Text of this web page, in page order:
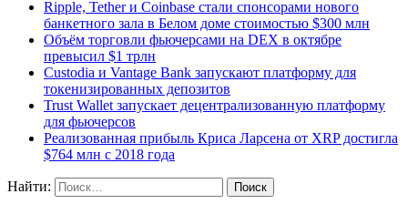
Ripple, Tether и Coinbase стали спонсорами нового
банкетного зала в Белом доме стоимостью $300 млн
Объём торговли фьючерсами на DEX в октябре
превысил $1 трлн
Custodia и Vantage Bank запускают платформу для
токенизированных депозитов
Trust Wallet запускает децентрализованную платформу
для фьючерсов
Реализованная прибыль Криса Ларсена от XRP достигла
$764 млн с 2018 года
Найти: